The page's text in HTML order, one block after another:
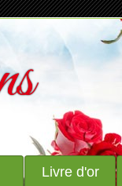
Livre d'or